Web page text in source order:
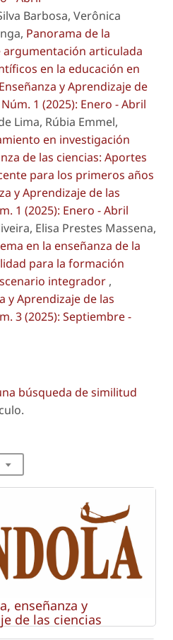
Barbosa, Verônica
Panorama de la
articulada
en la educación en
y Aprendizaje de
1 (2025): Enero - Abril
Lima, Rúbia Emmel,
en investigación
de las ciencias: Aportes
para los primeros años
y Aprendizaje de las
1 (2025): Enero - Abril
Elisa Prestes Massena,
en la enseñanza de la
para la formación
integrador ,
y Aprendizaje de las
3 (2025): Septiembre -
búsqueda de similitud
enseñanza y
de las ciencias